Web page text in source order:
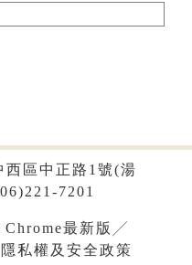
西區中正路1號(湯
7201
Chrome最新版╱
隱私權及安全政策